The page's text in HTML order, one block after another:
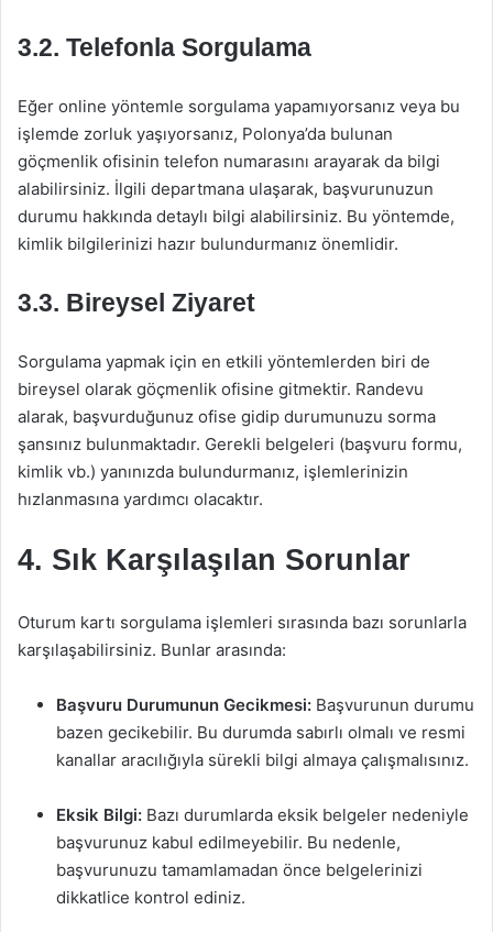
3.2. Telefonla Sorgulama
Eğer online yöntemle sorgulama yapamıyorsanız veya bu
işlemde zorluk yaşıyorsanız, Polonya’da bulunan
göçmenlik ofisinin telefon numarasını arayarak da bilgi
alabilirsiniz. İlgili departmana ulaşarak, başvurunuzun
durumu hakkında detaylı bilgi alabilirsiniz. Bu yöntemde,
kimlik bilgilerinizi hazır bulundurmanız önemlidir.
3.3. Bireysel Ziyaret
Sorgulama yapmak için en etkili yöntemlerden biri de
bireysel olarak göçmenlik ofisine gitmektir. Randevu
alarak, başvurduğunuz ofise gidip durumunuzu sorma
şansınız bulunmaktadır. Gerekli belgeleri (başvuru formu,
kimlik vb.) yanınızda bulundurmanız, işlemlerinizin
hızlanmasına yardımcı olacaktır.
4. Sık Karşılaşılan Sorunlar
Oturum kartı sorgulama işlemleri sırasında bazı sorunlarla
karşılaşabilirsiniz. Bunlar arasında:
Başvuru Durumunun Gecikmesi: Başvurunun durumu
bazen gecikebilir. Bu durumda sabırlı olmalı ve resmi
kanallar aracılığıyla sürekli bilgi almaya çalışmalısınız.
Eksik Bilgi: Bazı durumlarda eksik belgeler nedeniyle
başvurunuz kabul edilmeyebilir. Bu nedenle,
başvurunuzu tamamlamadan önce belgelerinizi
dikkatlice kontrol ediniz.